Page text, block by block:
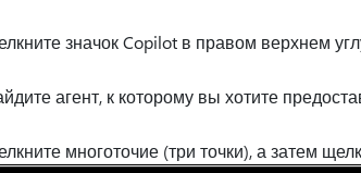
значок Copilot в правом верхнем
агент, к которому вы хотите
многоточие (три точки), а затем